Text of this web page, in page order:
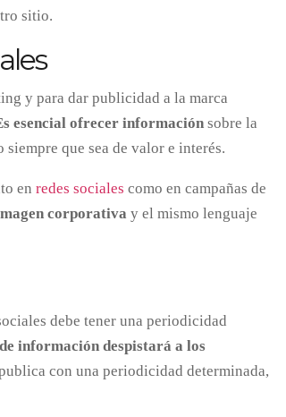
sitio.
y para dar publicidad a la marca
esencial ofrecer información sobre la
que sea de valor e interés.
en redes sociales como en campañas de
corporativa y el mismo lenguaje
debe tener una periodicidad
información despistará a los
con una periodicidad determinada,